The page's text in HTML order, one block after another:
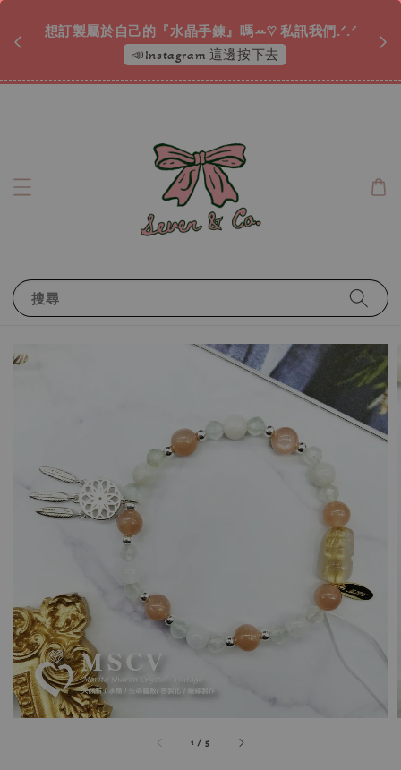
們.ᐟ.ᐟ
免運唷 ✿ ˎˊ˗
現在就GO！
搜尋
1 /5